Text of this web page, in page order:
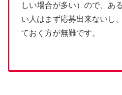
しい場合が多い）ので、あ
い人はまず応募出来ないし
ておく方が無難です。